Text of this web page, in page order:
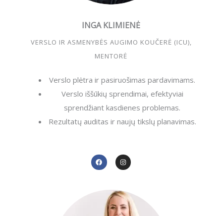
INGA KLIMIENĖ
VERSLO IR ASMENYBĖS AUGIMO KOUČERĖ (ICU),
MENTORĖ
Verslo plėtra ir pasiruošimas pardavimams.
Verslo iššūkių sprendimai, efektyviai
sprendžiant kasdienes problemas.
Rezultatų auditas ir naujų tikslų planavimas.
a
c
e
n
s
t
r
a
m